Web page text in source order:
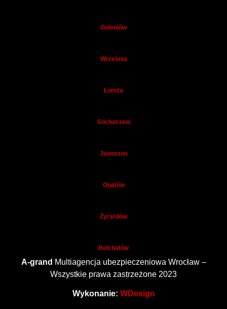
Goleniów
Września
Łomża
Sochaczew
Jaworzno
Opatów
Żyrardów
Bełchatów
A-grand Multiagencja ubezpieczeniowa Wrocław –
Wszystkie prawa zastrzeżone 2023
Wykonanie: WDesign